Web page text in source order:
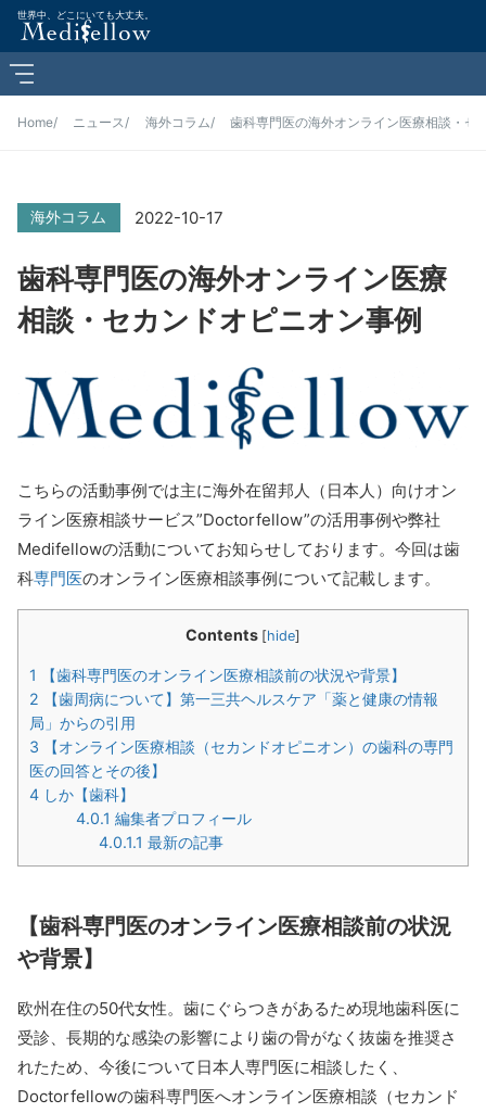
世界中、どこにいても大丈夫。
Home ニュース 海外コラム 歯科専門医の海外オンライン医療相談・セ
海外コラム 2022-10-17
歯科専門医の海外オンライン医療
相談・セカンドオピニオン事例
こちらの活動事例では主に海外在留邦人（日本人）向けオン
ライン医療相談サービス”Doctorfellow”の活用事例や弊社
Medifellowの活動についてお知らせしております。今回は歯
科専門医のオンライン医療相談事例について記載します。
Contents [hide]
1
【歯科専門医のオンライン医療相談前の状況や背景】
2 【歯周病について】第一三共ヘルスケア「薬と健康の情報
局」からの引用
3 【オンライン医療相談（セカンドオピニオン）の歯科の専門
医の回答とその後】
4 しか【歯科】
4.0.1 編集者プロフィール
4.0.1.1 最新の記事
【歯科専門医のオンライン医療相談前の状況
や背景】
欧州在住の50代女性。歯にぐらつきがあるため現地歯科医に
受診、長期的な感染の影響により歯の骨がなく抜歯を推奨さ
れたため、今後について日本人専門医に相談したく、
Doctorfellowの歯科専門医へオンライン医療相談（セカンド